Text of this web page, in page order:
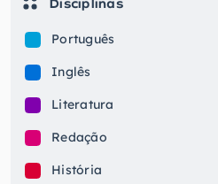
Disciplinas
Português
Inglês
Literatura
Redação
História